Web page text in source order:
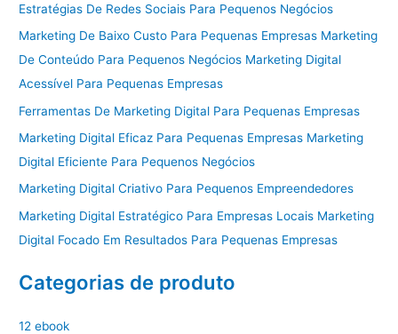
Estratégias De Redes Sociais Para Pequenos Negócios
Marketing De Baixo Custo Para Pequenas Empresas Marketing
De Conteúdo Para Pequenos Negócios Marketing Digital
Acessível Para Pequenas Empresas
Ferramentas De Marketing Digital Para Pequenas Empresas
Marketing Digital Eficaz Para Pequenas Empresas Marketing
Digital Eficiente Para Pequenos Negócios
Marketing Digital Criativo Para Pequenos Empreendedores
Marketing Digital Estratégico Para Empresas Locais Marketing
Digital Focado Em Resultados Para Pequenas Empresas
Categorias de produto
12 ebook